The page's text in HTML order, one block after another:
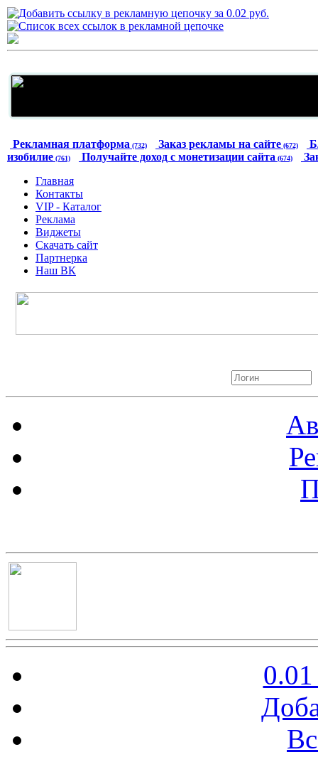
Рекламная платформа (732) Заказ рекламы на сайте (672)
изобилие (761) Получайте доход с монетизации сайта (674)
Главная
Контакты
VIP - Каталог
Реклама
Виджеты
Скачать сайт
Партнерка
Наш ВК